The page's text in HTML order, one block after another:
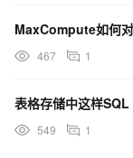
MaxCompute如何
467 1
549 1